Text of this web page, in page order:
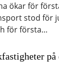
ökar för
stod för
för första…
på